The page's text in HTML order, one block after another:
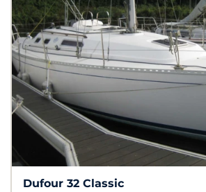
Dufour 32 Classic